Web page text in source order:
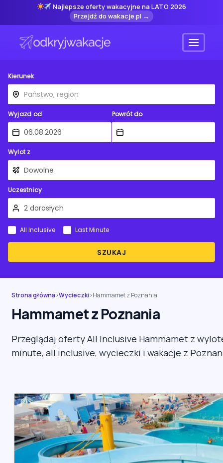
Najlepsze oferty wakacyjne na LATO 2026
Przejdź do wakacje.pl →
Menu
Kierunek
Wyjazd od Powrót do
Wylot z
Uczestnicy
SZUKAJ
All Inclusive Last Minute
Strona główna›Wycieczki›Hammamet z Poznania
Hammamet z Poznania
Przeglądaj oferty All Inclusive Hammamet z
minute, all inclusive, wycieczki i wakacje z